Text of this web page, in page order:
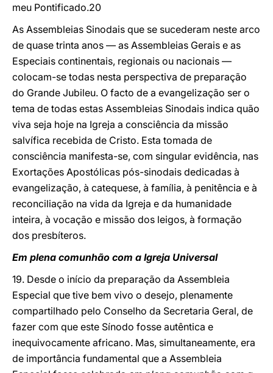
meu Pontificado.20
As Assembleias Sinodais que se sucederam neste arco
de quase trinta anos — as Assembleias Gerais e as
Especiais continentais, regionais ou nacionais —
colocam-se todas nesta perspectiva de preparação
do Grande Jubileu. O facto de a evangelização ser o
tema de todas estas Assembleias Sinodais indica quão
viva seja hoje na Igreja a consciência da missão
salvífica recebida de Cristo. Esta tomada de
consciência manifesta-se, com singular evidência, nas
Exortações Apostólicas pós-sinodais dedicadas à
evangelização, à catequese, à família, à penitência e à
reconciliação na vida da Igreja e da humanidade
inteira, à vocação e missão dos leigos, à formação
dos presbíteros.
Em plena comunhão com a Igreja Universal
19. Desde o início da preparação da Assembleia
Especial que tive bem vivo o desejo, plenamente
compartilhado pelo Conselho da Secretaria Geral, de
fazer com que este Sínodo fosse autêntica e
inequivocamente africano. Mas, simultaneamente, era
de importância fundamental que a Assembleia